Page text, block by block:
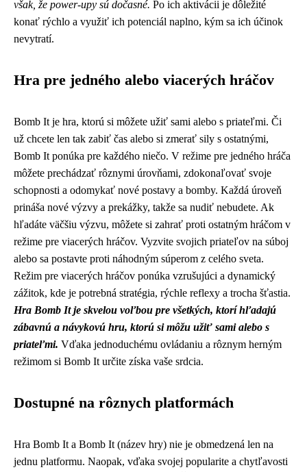
však, že power-upy sú dočasné. Po ich aktivácii je dôležité
konať rýchlo a využiť ich potenciál naplno, kým sa ich účinok
nevytratí.
Hra pre jedného alebo viacerých hráčov
Bomb It je hra, ktorú si môžete užiť sami alebo s priateľmi. Či
už chcete len tak zabiť čas alebo si zmerať sily s ostatnými,
Bomb It ponúka pre každého niečo. V režime pre jedného hráča
môžete prechádzať rôznymi úrovňami, zdokonaľovať svoje
schopnosti a odomykať nové postavy a bomby. Každá úroveň
prináša nové výzvy a prekážky, takže sa nudiť nebudete. Ak
hľadáte väčšiu výzvu, môžete si zahrať proti ostatným hráčom v
režime pre viacerých hráčov. Vyzvite svojich priateľov na súboj
alebo sa postavte proti náhodným súperom z celého sveta.
Režim pre viacerých hráčov ponúka vzrušujúci a dynamický
zážitok, kde je potrebná stratégia, rýchle reflexy a trocha šťastia.
Hra Bomb It je skvelou voľbou pre všetkých, ktorí hľadajú
zábavnú a návykovú hru, ktorú si môžu užiť sami alebo s
priateľmi. Vďaka jednoduchému ovládaniu a rôznym herným
režimom si Bomb It určite získa vaše srdcia.
Dostupné na rôznych platformách
Hra Bomb It a Bomb It (název hry) nie je obmedzená len na
jednu platformu. Naopak, vďaka svojej popularite a chytľavosti